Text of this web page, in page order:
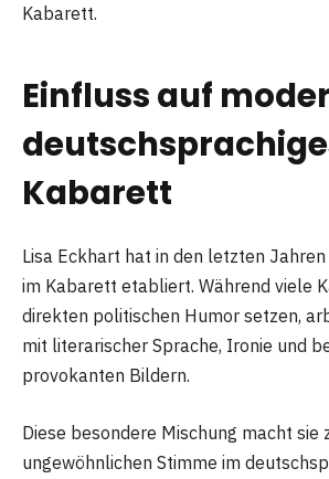
Kabarett.
Einfluss auf
Kabarett
Lisa Eckhart hat in den letzten
im Kabarett etabliert. Während viele
direkten politischen Humor setzen,
mit literarischer Sprache, Ironie und
provokanten Bildern.
Diese besondere Mischung macht sie
ungewöhnlichen Stimme im